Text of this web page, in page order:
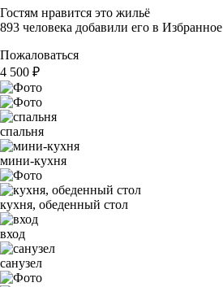
Гостям нравится это жильё
893 человека добавили его в Избранное
Пожаловаться
4 500 ₽
спальня
мини-кухня
кухня, обеденный стол
вход
санузел